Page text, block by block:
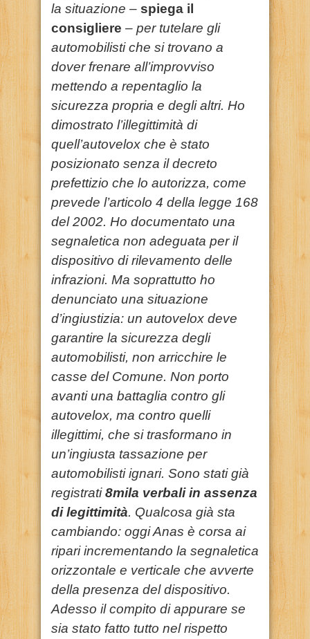
la situazione – spiega il
consigliere – per tutelare gli
automobilisti che si trovano a
dover frenare all’improvviso
mettendo a repentaglio la
sicurezza propria e degli altri. Ho
dimostrato l’illegittimità di
quell’autovelox che è stato
posizionato senza il decreto
prefettizio che lo autorizza, come
prevede l’articolo 4 della legge 168
del 2002. Ho documentato una
segnaletica non adeguata per il
dispositivo di rilevamento delle
infrazioni. Ma soprattutto ho
denunciato una situazione
d’ingiustizia: un autovelox deve
garantire la sicurezza degli
automobilisti, non arricchire le
casse del Comune. Non porto
avanti una battaglia contro gli
autovelox, ma contro quelli
illegittimi, che si trasformano in
un’ingiusta tassazione per
automobilisti ignari. Sono stati già
registrati8mila verbali in assenza
di legittimità. Qualcosa già sta
cambiando: oggi Anas è corsa ai
ripari incrementando la segnaletica
orizzontale e verticale che avverte
della presenza del dispositivo.
Adesso il compito di appurare se
sia stato fatto tutto nel rispetto